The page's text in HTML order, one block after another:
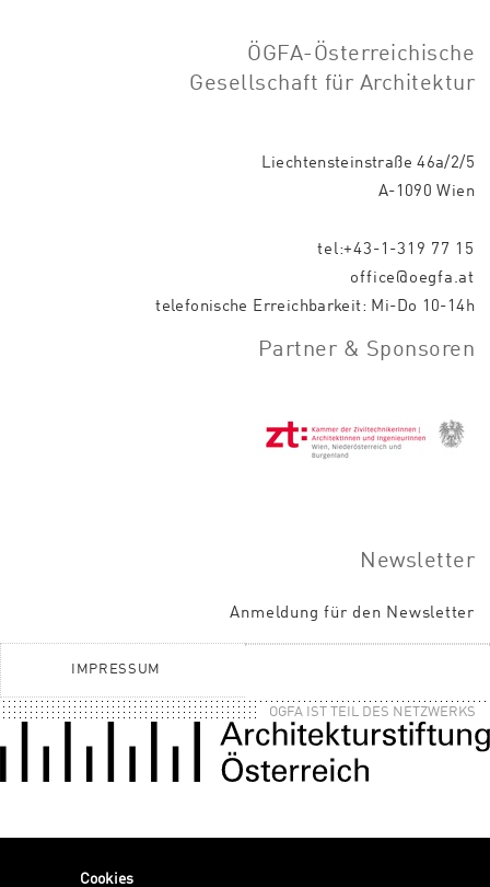
ÖGFA-Österreichische
Gesellschaft für Architektur
Liechtensteinstraße 46a/2/5
A-1090 Wien
tel:+43-1-319 77 15
office@oegfa.at
telefonische Erreichbarkeit: Mi-Do 10-14h
Partner & Sponsoren
Newsletter
Anmeldung für den Newsletter
IMPRESSUM
OGFA IST TEIL DES NETZWERKS
Cookies